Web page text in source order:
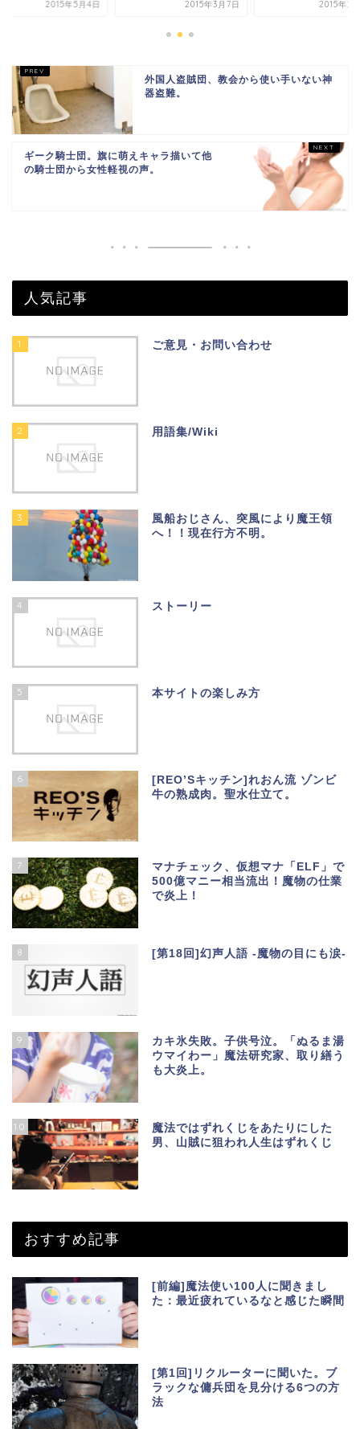
2015年5月4日 2015年3月7日 2015年2
外国人盗賊団、教会から使い手いない神
器盗難。
ギーク騎士団。旗に萌えキャラ描いて他
の騎士団から女性軽視の声。
人気記事
1 ご意見・お問い合わせ
2 用語集/Wiki
3
風船おじさん、突風により魔王領
へ！！現在行方不明。
4 ストーリー
5 本サイトの楽しみ方
6
[REO’Sキッチン]れおん流 ゾンビ
牛の熟成肉。聖水仕立て。
7
マナチェック、仮想マナ「ELF」で
500億マニー相当流出！魔物の仕業
で炎上！
8 [第18回]幻声人語 -魔物の目にも涙-
9
カキ氷失敗。子供号泣。「ぬるま湯
ウマイわー」魔法研究家、取り繕う
も大炎上。
10
魔法ではずれくじをあたりにした
男、山賊に狙われ人生はずれくじ
おすすめ記事
[前編]魔法使い100人に聞きまし
た：最近疲れているなと感じた瞬間
[第1回]リクルーターに聞いた。ブ
ラックな傭兵団を見分ける6つの方
法